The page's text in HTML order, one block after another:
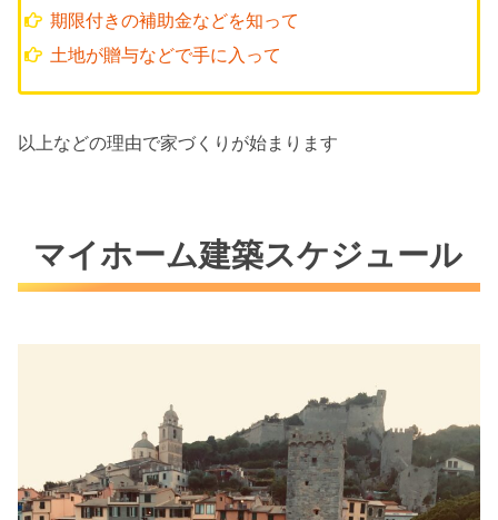
期限付きの補助金などを知って
土地が贈与などで手に入って
以上などの理由で家づくりが始まります
マイホーム建築スケジュール